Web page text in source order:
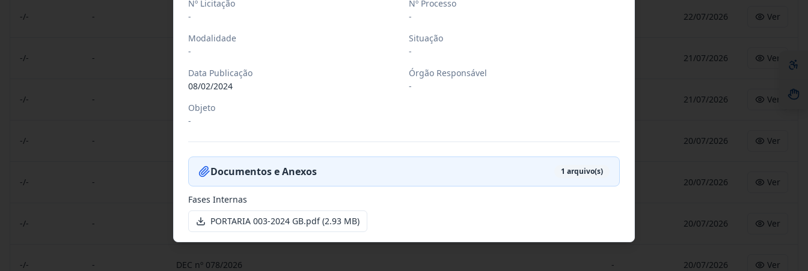
-/- - RREO nº 3º 2026/2026 22/07/2026 Ver
-/- - 21/07/2026 Ver
-/- - 21/07/2026 Ver
-/- - PORT nº 033 GB/2026 - 20/07/2026 Ver
-/- - PORT nº 032 GB/2026 20/07/2026 Ver
-/- - PORT nº 031 GB/2026 20/07/2026 Ver
-/- - DEC nº 078/2026 - 20/07/2026 Ver
Nº Licitação
-
Nº Processo
-
Modalidade
-
Situação
-
Data Publicação
08/02/2024
Órgão Responsável
-
Objeto
-
Documentos e Anexos 1 arquivo(s)
Fases Internas
PORTARIA 003-2024 GB.pdf(2.93 MB)